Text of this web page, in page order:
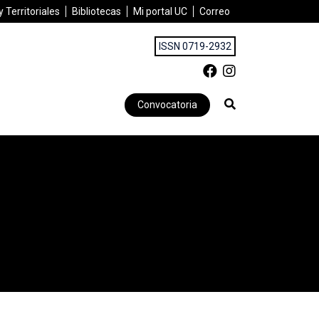
Territoriales Bibliotecas Mi portal UC Correo
ISSN 0719-2932
Convocatoria